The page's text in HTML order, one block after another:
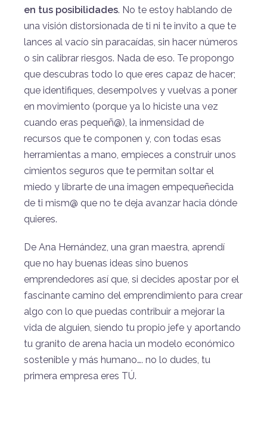
en tus posibilidades. No te estoy hablando de
una visión distorsionada de ti ni te invito a que te
lances al vacío sin paracaídas, sin hacer números
o sin calibrar riesgos. Nada de eso. Te propongo
que descubras todo lo que eres capaz de hacer;
que identifiques, desempolves y vuelvas a poner
en movimiento (porque ya lo hiciste una vez
cuando eras pequeñ@), la inmensidad de
recursos que te componen y, con todas esas
herramientas a mano, empieces a construir unos
cimientos seguros que te permitan soltar el
miedo y librarte de una imagen empequeñecida
de ti mism@ que no te deja avanzar hacia dónde
quieres.
De Ana Hernández, una gran maestra, aprendí
que no hay buenas ideas sino buenos
emprendedores así que, si decides apostar por el
fascinante camino del emprendimiento para crear
algo con lo que puedas contribuir a mejorar la
vida de alguien, siendo tu propio jefe y aportando
tu granito de arena hacia un modelo económico
sostenible y más humano…. no lo dudes, tu
primera empresa eres TÚ.